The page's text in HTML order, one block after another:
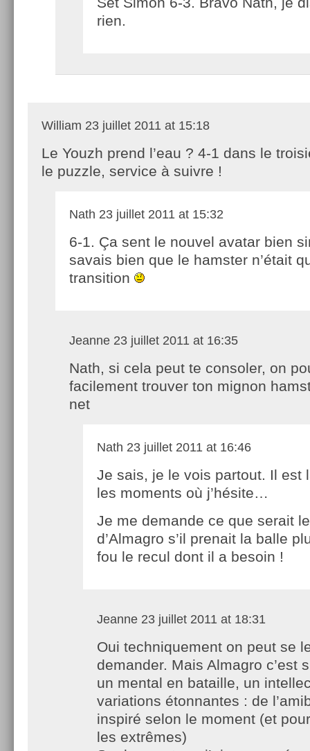
rien.
William 23 juillet 2011 at 15:18
Le Youzh prend l’eau ? 4-1 dans le
le puzzle, service à suivre !
Nath 23 juillet 2011 at 15:32
6-1. Ça sent le nouvel avatar bien
savais bien que le hamster n’était
transition
Jeanne 23 juillet 2011 at 16:35
Nath, si cela peut te consoler, on
facilement trouver ton mignon
net
Nath 23 juillet 2011 at 16:46
Je sais, je le vois partout. Il est
les moments où j’hésite…
Je me demande ce que serait
d’Almagro s’il prenait la balle
fou le recul dont il a besoin !
Jeanne 23 juillet 2011 at 18:31
Oui techniquement on peut se
demander. Mais Almagro c’est
un mental en bataille, un
variations étonnantes : de
inspiré selon le moment (et
les extrêmes)